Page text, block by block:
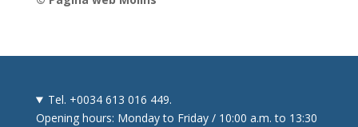
Tel. +0034 613 016 449.
Opening hours: Monday to Friday / 10:00 a.m. to 13:30